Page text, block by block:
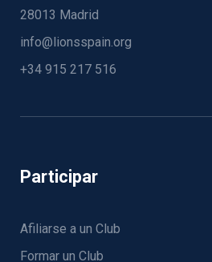
Participar
Afiliarse a un Club
Formar un Club
28013 Madrid
info@lionsspain.org
+34 915 217 516